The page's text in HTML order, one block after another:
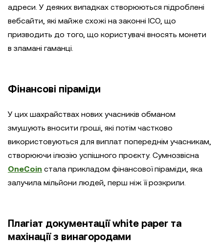
адреси. У деяких випадках створюються підроблені
вебсайти, які майже схожі на законні ICO, що
призводить до того, що користувачі вносять монети
в зламані гаманці.
Фінансові піраміди
У цих шахрайствах нових учасників обманом
змушують вносити гроші, які потім частково
використовуються для виплат попереднім учасникам,
створюючи ілюзію успішного проєкту. Сумнозвісна
OneCoin стала прикладом фінансової піраміди, яка
залучила мільйони людей, перш ніж її розкрили.
Плагіат документації white paper та
махінації з винагородами